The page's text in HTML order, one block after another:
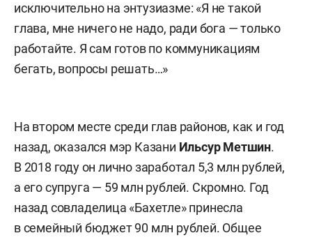
исключительно на энтузиазме: «Я не такой
глава, мне ничего не надо, ради бога — только
работайте. Я сам готов по коммуникациям
бегать, вопросы решать…»
На втором месте среди глав районов, как и год
назад, оказался мэр Казани Ильсур Метшин.
В 2018 году он лично заработал 5,3 млн рублей,
а его супруга — 59 млн рублей. Скромно. Год
назад совладелица «Бахетле» принесла
в семейный бюджет 90 млн рублей. Общее